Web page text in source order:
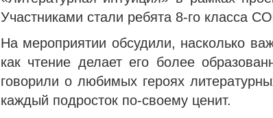
Участниками стали ребята 8-го класса
На мероприятии обсудили, насколько
как чтение делает его более
говорили о любимых героях
каждый подросток по-своему ценит.